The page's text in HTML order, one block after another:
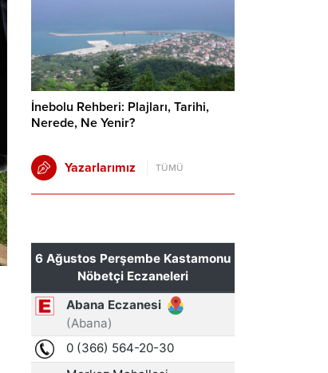
İnebolu Rehberi: Plajları, Tarihi,
Nerede, Ne Yenir?
Yazarlarımız TÜMÜ